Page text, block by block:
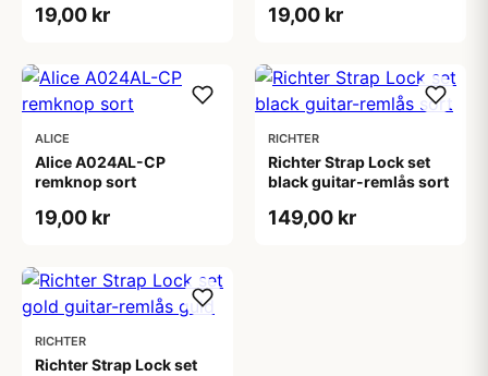
19,00 kr 19,00 kr
ALICE
Alice A024AL-CP
remknop sort
19,00 kr
RICHTER
Richter Strap Lock set
black guitar-remlås sort
149,00 kr
RICHTER
Richter Strap Lock set